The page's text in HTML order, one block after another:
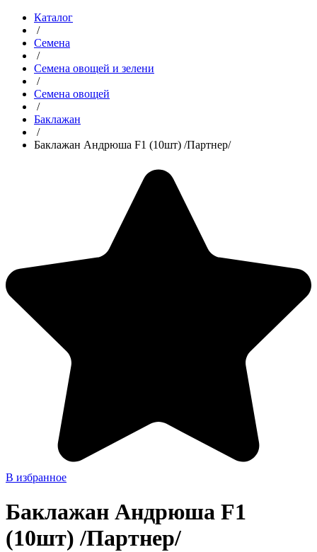
Каталог
/
Семена
/
Семена овощей и зелени
/
Семена овощей
/
Баклажан
/
Баклажан Андрюша F1 (10шт) /Партнер/
В избранное
Баклажан Андрюша F1
(10шт) /Партнер/